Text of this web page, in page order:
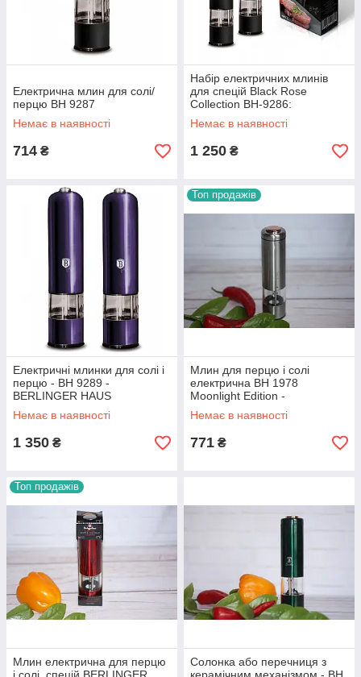
Електрична млин для солі/
перцю ВН 9287
Немає в наявності
714 ₴
Набір електричних млинів
для спецій Black Rose
Collection BH-9286:
Немає в наявності
1 250 ₴
Електричні млинки для солі і
перцю - BH 9289 -
BERLINGER HAUS
Немає в наявності
1 350 ₴
Топ продажів
Млин для перцю і солі
електрична BH 1978
Moonlight Edition -
BERLINGER HAUS
Немає в наявності
771 ₴
Топ продажів
Млин електрична для перцю
Солонка або перечниця з